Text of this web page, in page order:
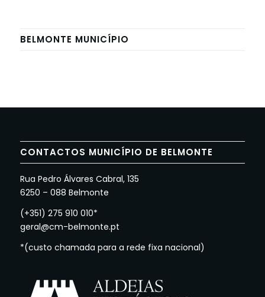
BELMONTE MUNICÍPIO
CONTACTOS MUNICÍPIO DE BELMONTE
Rua Pedro Álvares Cabral, 135
6250 – 088 Belmonte
(+351) 275 910 010*
geral@cm-belmonte.pt
*(custo chamada para a rede fixa nacional)